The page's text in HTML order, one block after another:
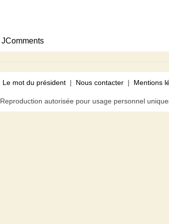
JComments
Le mot du président | Nous contacter | Mentions
autorisée pour usage personnel